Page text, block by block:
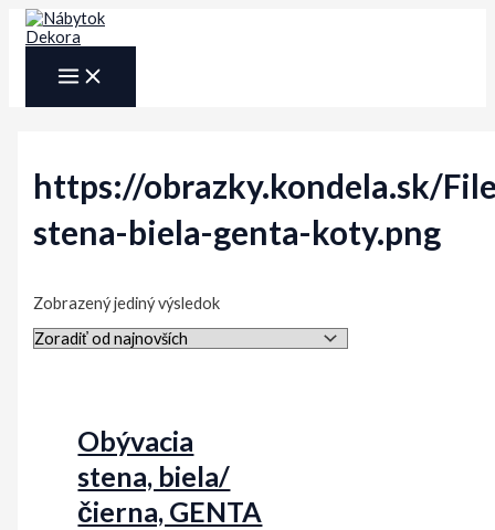
Preskočiť
MAIN
MENU
https://obrazky.kondela.sk/
stena-biela-genta-koty.png
Zobrazený jediný výsledok
Obývacia
stena, biela/
čierna, GENTA